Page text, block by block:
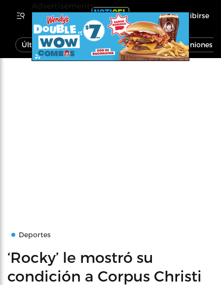
Inscribirse
Última Hora Noticias Economía Opiniones
Deportes
‘Rocky’ le mostró su
condición a Corpus Christi
Advertisements